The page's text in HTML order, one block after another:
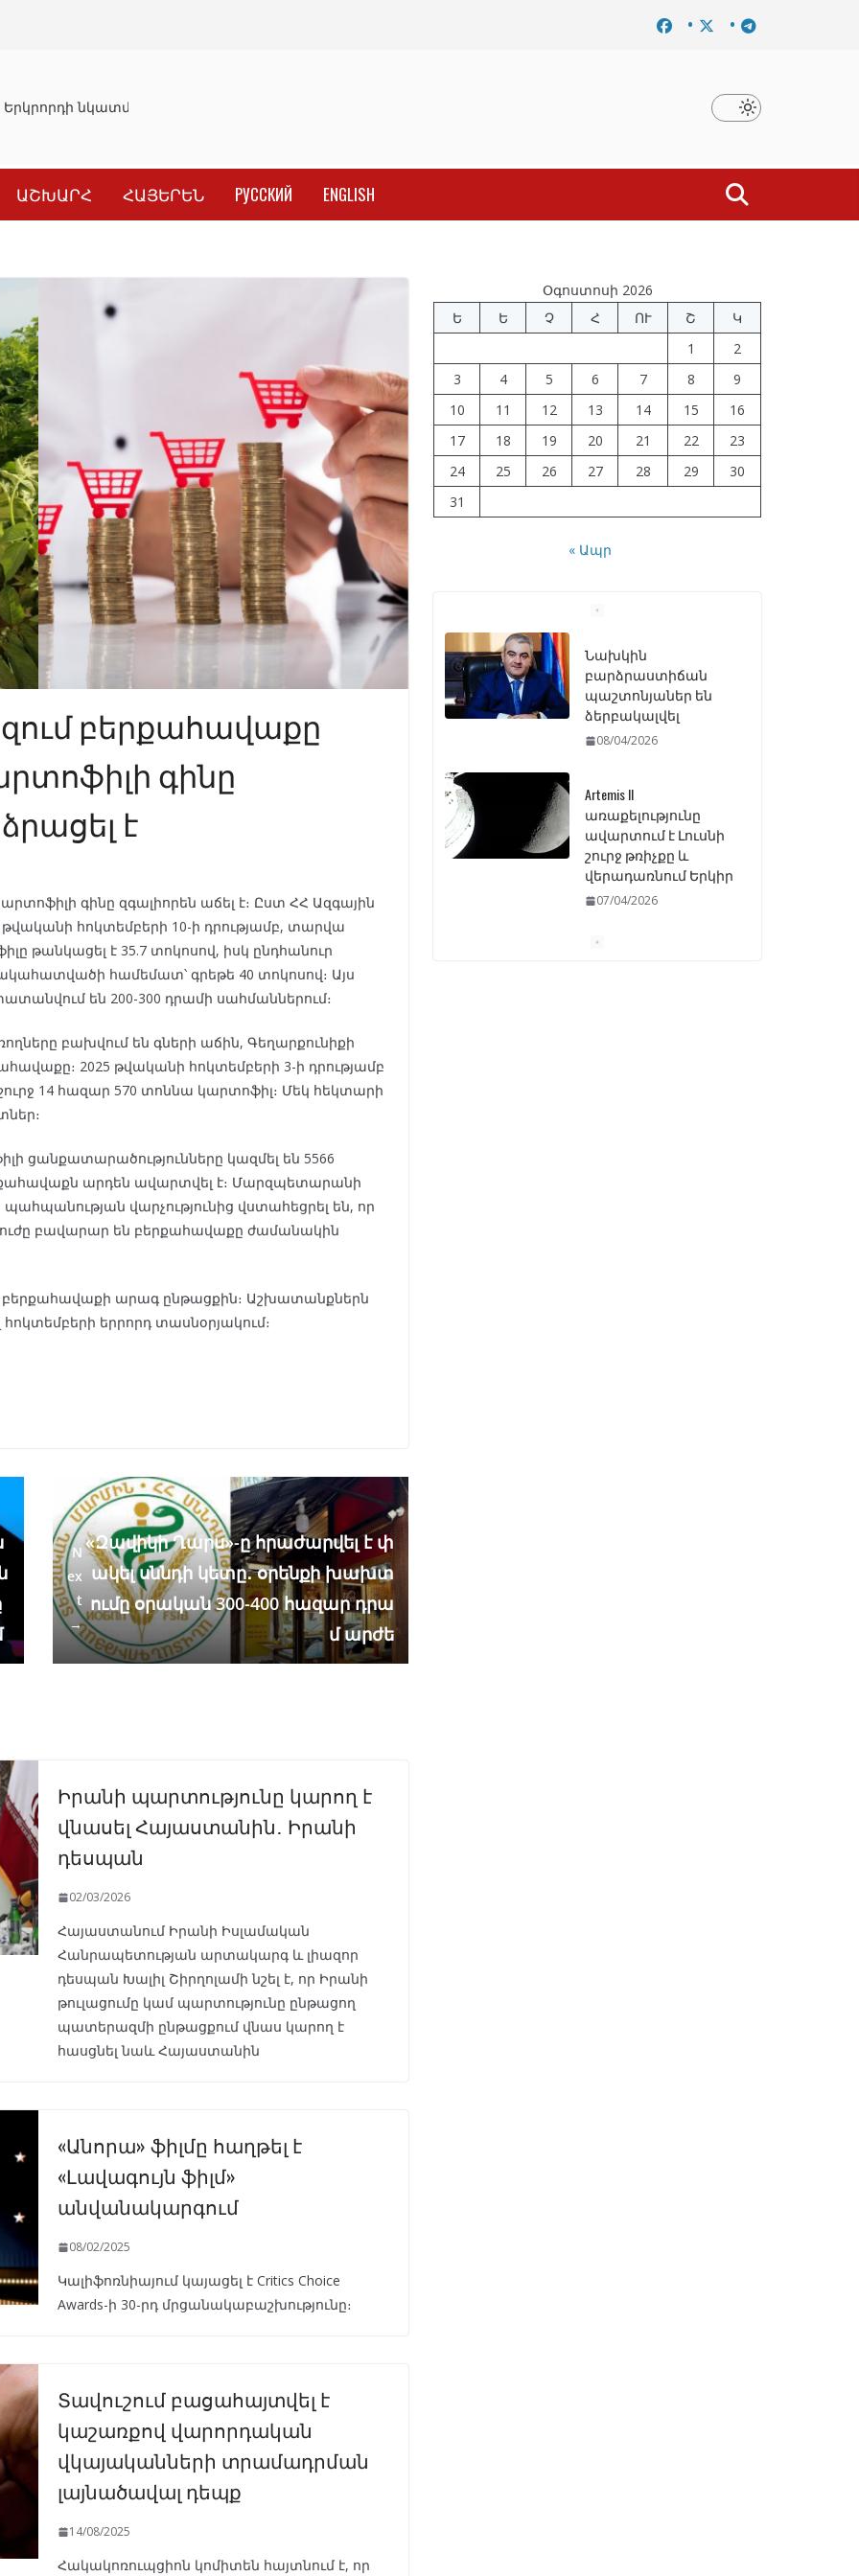
նկատմամբ սահմանափակման վերացման որոշումը Նախկին բարձրաստիճան պաշտոնյաներ են
ԱՇԽԱՐՀ ՀԱՅԵՐԵՆ РУССКИЙ ENGLISH
բերքահավաքը
գինը
է
գինը զգալիորեն աճել է։ Ըստ ՀՀ Ազգային
հոկտեմբերի 10-ի դրությամբ, տարվա
թանկացել է 35.7 տոկոսով, իսկ ընդհանուր
համեմատ՝ գրեթե 40 տոկոսով։ Այս
են 200-300 դրամի սահմաններում։
բախվում են գների աճին, Գեղարքունիքի
2025 թվականի հոկտեմբերի 3-ի դրությամբ
14 հազար 570 տոննա կարտոֆիլ։ Մեկ հեկտարի
ցանքատարածությունները կազմել են 5566
արդեն ավարտվել է։ Մարզպետարանի
վարչությունից վստահեցրել են, որ
բավարար են բերքահավաքը ժամանակին
արագ ընթացքին։ Աշխատանքներն
երրորդ տասնօրյակում։
N
ex
t
→
«Զավիկի Ղարս»-ը հրաժարվել է փ
ակել սննդի կետը․ օրենքի խախտ
ումը օրական 300-400 հազար դրա
մ արժե
Իրանի պարտությունը կարող է
վնասել Հայաստանին․ Իրանի
դեսպան
02/03/2026
Հայաստանում Իրանի Իսլամական
Հանրապետության արտակարգ և լիազոր
դեսպան Խալիլ Շիրղոլամի նշել է, որ Իրանի
թուլացումը կամ պարտությունը ընթացող
պատերազմի ընթացքում վնաս կարող է
հասցնել նաև Հայաստանին
«Անորա» ֆիլմը հաղթել է
«Լավագույն ֆիլմ»
անվանակարգում
08/02/2025
Կալիֆոռնիայում կայացել է Critics Choice
Awards-ի 30-րդ մրցանակաբաշխությունը։
Տավուշում բացահայտվել է
կաշառքով վարորդական
վկայականների տրամադրման
լայնածավալ դեպք
14/08/2025
Հակակոռուպցիոն կոմիտեն հայտնում է, որ
Օգոստոսի 2026
Ե
Ե Չ Հ ՈՒ Շ
Կ
1
2
3
4 5 6 7 8
9
10
11 12 13 14 15
16
17
18 19 20 21 22
23
24
25 26 27 28 29
30
31
« Ապր
Նախկին
բարձրաստիճան
պաշտոնյաներ են
ձերբակալվել
08/04/2026
Artemis II
առաքելությունը
ավարտում է Լուսնի
շուրջ թռիչքը և
վերադառնում Երկիր
07/04/2026